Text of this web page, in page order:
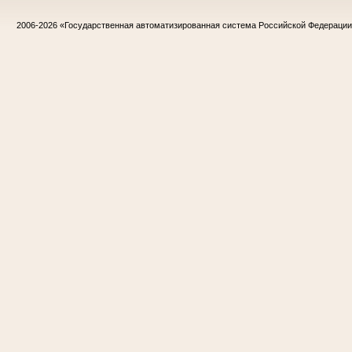
2006-2026 «Государственная автоматизированная система Российской